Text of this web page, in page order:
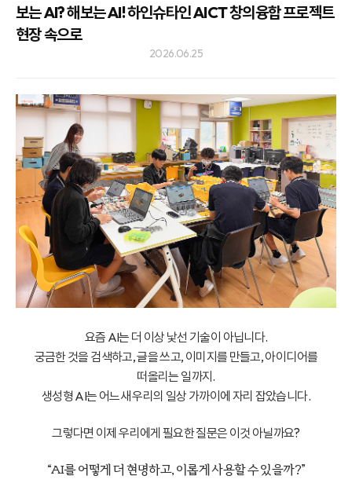
보는 AI? 해보는 AI! 하인슈타인 AICT 창의융합 프로젝트
현장 속으로
2026.06.25
요즘 AI는 더 이상 낯선 기술이 아닙니다.
궁금한 것을 검색하고, 글을 쓰고, 이미지를 만들고, 아이디어를
떠올리는 일까지.
생성형 AI는 어느새 우리의 일상 가까이에 자리 잡았습니다.
그렇다면 이제 우리에게 필요한 질문은 이것 아닐까요?
“AI를 어떻게 더 현명하고, 이롭게 사용할 수 있을까?”